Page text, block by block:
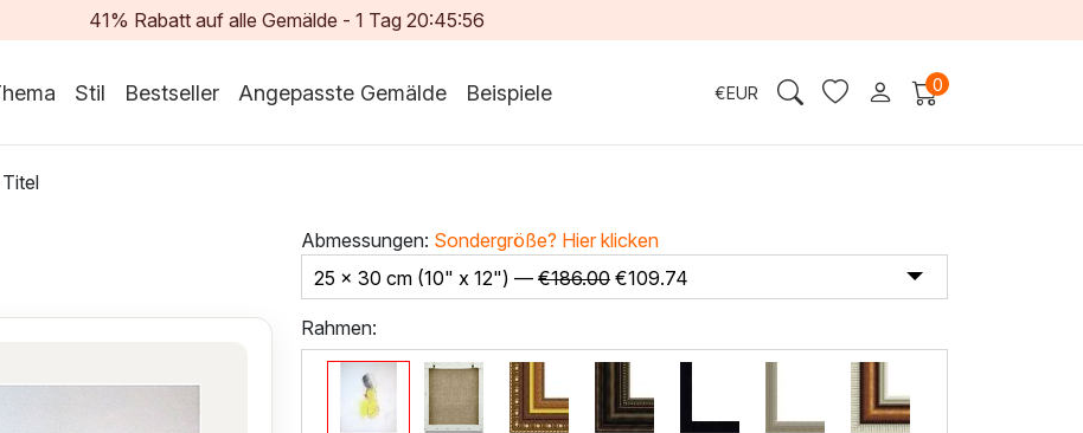
41% Rabatt auf alle Gemälde - 1 Tag 20:45:54
Stil Bestseller Angepasste Gemälde Beispiele €EUR 0
Abmessungen: Sondergröße? Hier klicken
25 x 30 cm (10" x 12") — €186.00 €109.74
Rahmen: